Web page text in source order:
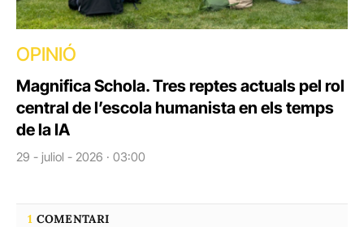
OPINIÓ
Magnifica Schola. Tres reptes actuals pel rol
central de l’escola humanista en els temps
de la IA
29 - juliol - 2026 · 03:00
1 COMENTARI